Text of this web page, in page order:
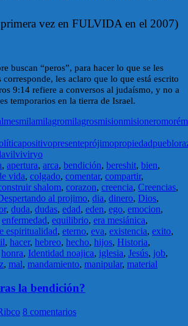
vez en FULVIDA en el 2007)
buscan “peros”, para hacer lo que se les
les aclaro que lo que está escrito
9:14 refiere a conversos al judaísmo, y no a
temporarios en la tierra de Israel.
mesmilamilagromilagrosmisionmisioneromoré
positivopresenteprójimopropiedadpueblo
vilviviryo
, apertura, arca, bendición, bereshit, bien,
vida, colgado, comentar, compartir,
shalom, corazon, creencia, Creencias,
al projimo, dia, dinero, Dios,
, duda, dudas, edad, eden, ego, emocion,
enfermedad, equilibrio, era mesiánica,
espiritualidad, eterno, eva, existencia, exito,
, hacer, hebreo, hecho, hijos, Historia,
honra, Identidad noajica, iglesia, Jesús, job,
, mal, mandamiento, manipular, material
la bendición?
8 comentarios